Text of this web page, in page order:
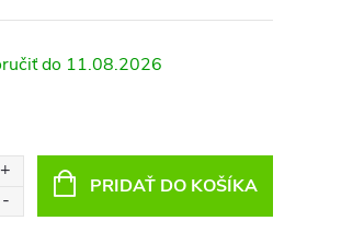
11.08.2026
PRIDAŤ DO KOŠÍKA